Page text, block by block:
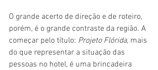
O grande acerto de direção e de roteiro,
porém, é o grande contraste da região. A
começar pelo título: Projeto Flórida, mais
do que representar a situação das
pessoas no hotel, é uma brincadeira